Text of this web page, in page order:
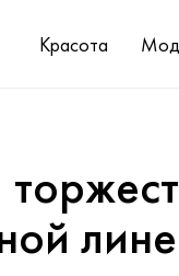
Красота